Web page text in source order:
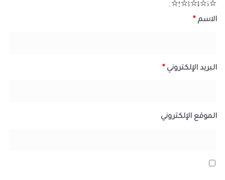
5
4
3
2
الاسم *
البريد الإلكتروني *
الموقع الإلكتروني